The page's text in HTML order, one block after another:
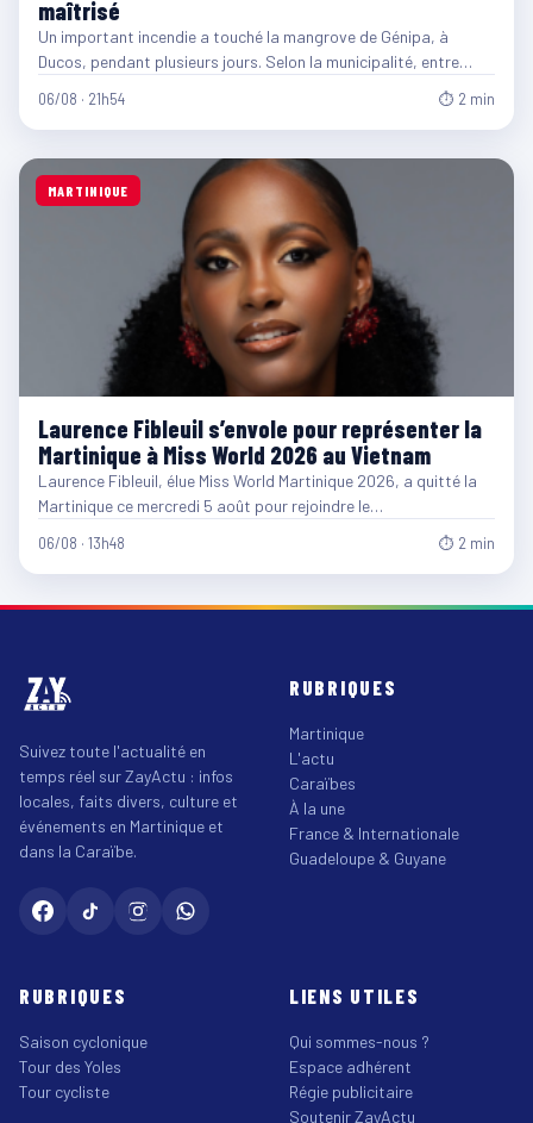
maîtrisé
Un important incendie a touché la mangrove de Génipa, à
Ducos, pendant plusieurs jours. Selon la municipalité, entre…
06/08 · 21h54 ⏱ 2 min
MARTINIQUE
Laurence Fibleuil s’envole pour représenter la
Martinique à Miss World 2026 au Vietnam
Laurence Fibleuil, élue Miss World Martinique 2026, a quitté la
Martinique ce mercredi 5 août pour rejoindre le…
06/08 · 13h48 ⏱ 2 min
Suivez toute l'actualité en
temps réel sur ZayActu : infos
locales, faits divers, culture et
événements en Martinique et
dans la Caraïbe.
RUBRIQUES
Martinique
L'actu
Caraïbes
À la une
France & Internationale
Guadeloupe & Guyane
RUBRIQUES
Saison cyclonique
Tour des Yoles
Tour cycliste
LIENS UTILES
Qui sommes-nous ?
Espace adhérent
Régie publicitaire
Soutenir ZayActu